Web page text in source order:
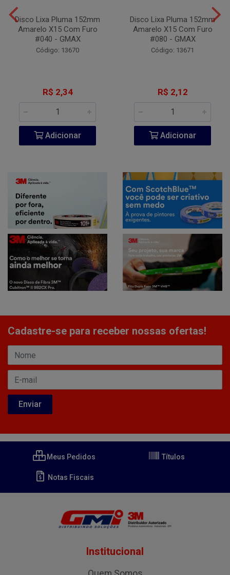
Disco Lixa Pluma 152mm
Amarelo X15 Com Furo
#040 - GMAX
Código: 13670
R$ 2,34
Adicionar
Disco Lixa Pluma 152mm
Amarelo X15 Com Furo
#080 - GMAX
Código: 13671
R$ 2,12
Adicionar
Cadastre-se para receber nossas ofertas!
Meus Pedidos Títulos
Notas Fiscais
Institucional